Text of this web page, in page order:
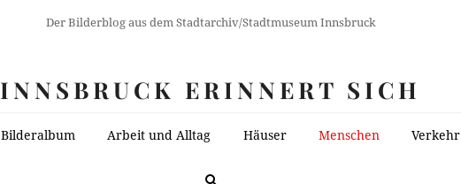
Der Bilderblog aus dem Stadtarchiv/Stadtmuseum Innsbruck
INNSBRUCK ERINNERT SICH
Bilderalbum Arbeit und Alltag Häuser Menschen Verkehr